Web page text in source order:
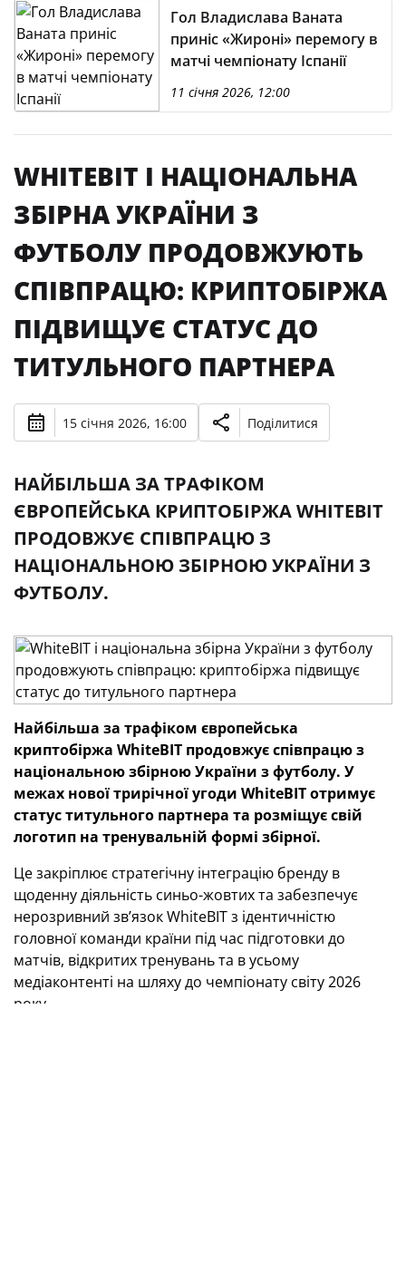
Гол Владислава Ваната
приніс «Жироні» перемогу в
матчі чемпіонату Іспанії
11 січня 2026, 12:00
WHITEBIT І НАЦІОНАЛЬНА
ЗБІРНА УКРАЇНИ З
ФУТБОЛУ ПРОДОВЖУЮТЬ
СПІВПРАЦЮ: КРИПТОБІРЖА
ПІДВИЩУЄ СТАТУС ДО
ТИТУЛЬНОГО ПАРТНЕРА
15 січня 2026, 16:00 Поділитися
НАЙБІЛЬША ЗА ТРАФІКОМ
ЄВРОПЕЙСЬКА КРИПТОБІРЖА WHITEBIT
ПРОДОВЖУЄ СПІВПРАЦЮ З
НАЦІОНАЛЬНОЮ ЗБІРНОЮ УКРАЇНИ З
ФУТБОЛУ.
Найбільша за трафіком європейська
криптобіржа WhiteBIT продовжує співпрацю з
національною збірною України з футболу. У
межах нової трирічної угоди WhiteBIT отримує
статус титульного партнера та розміщує свій
логотип на тренувальній формі збірної.
Це закріплює стратегічну інтеграцію бренду в
щоденну діяльність синьо-жовтих та забезпечує
нерозривний зв’язок WhiteBIT з ідентичністю
головної команди країни під час підготовки до
матчів, відкритих тренувань та в усьому
медіаконтенті на шляху до чемпіонату світу 2026
року.